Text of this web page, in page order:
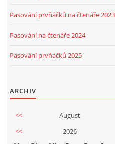
Pasování prvňáčků na čtenáře 2023
Pasování na čtenáře 2024
Pasování prvňáčků 2025
ARCHIV
<< August
<<
2026